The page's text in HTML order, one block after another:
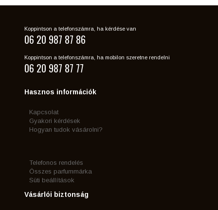
Koppintson a telefonszámra, ha kérdése van
06 20 987 87 86
Koppintson a telefonszámra, ha mobilon szeretne rendelni
06 20 987 87 77
Hasznos információk
Kapcsolat
Gyakori kérdések
Hogyan tudok vásárolni?
Telefonos rendelés
Összes parfummárka
Süti beállítások
Vásárlói biztonság